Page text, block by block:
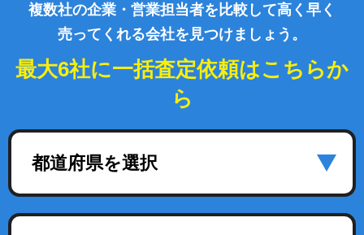
複数社の企業・営業担当者を比較して高く早く
売ってくれる会社を見つけましょう。
最大6社に一括査定依頼はこちらか
ら
都道府県を選択